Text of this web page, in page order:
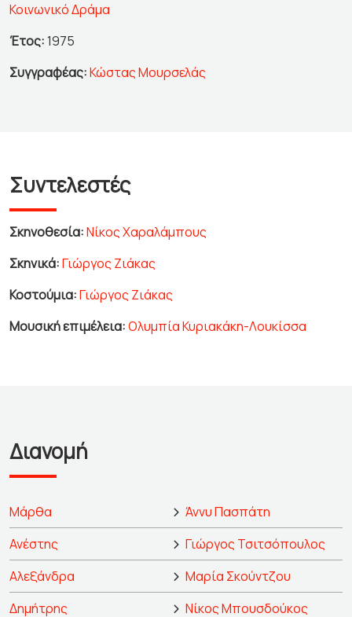
Κοινωνικό Δράμα
Έτος:1975
Συγγραφέας:Κώστας Μουρσελάς
Συντελεστές
Σκηνοθεσία:Νίκος Χαραλάμπους
Σκηνικά:Γιώργος Ζιάκας
Κοστούμια:Γιώργος Ζιάκας
Μουσική επιμέλεια:Ολυμπία Κυριακάκη-Λουκίσσα
Διανομή
Μάρθα
Άννυ Πασπάτη
Ανέστης
Γιώργος Τσιτσόπουλος
Αλεξάνδρα
Μαρία Σκούντζου
Δημήτρης
Νίκος Μπουσδούκος